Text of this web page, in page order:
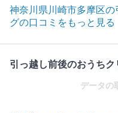
神奈川県川崎市多摩区
グの口コミをもっと見る
引っ越し前後のおうち
データの